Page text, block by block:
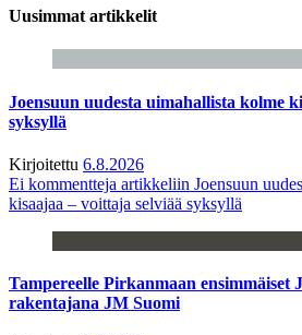
Uusimmat artikkelit
Joensuun uudesta uimahallista kolme
syksyllä
Kirjoitettu 6.8.2026
Ei kommentteja artikkeliin Joensuun
kisaajaa – voittaja selviää syksyllä
Tampereelle Pirkanmaan ensimmäiset
rakentajana JM Suomi